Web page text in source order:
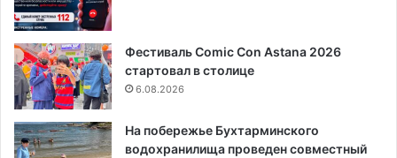
Фестиваль Comic Con Astana 2026
стартовал в столице
6.08.2026
На побережье Бухтарминского
водохранилища проведен совместный